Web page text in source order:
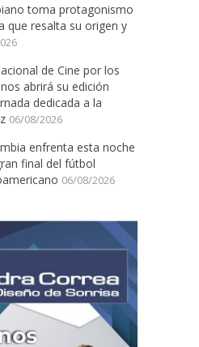
toma protagonismo
que resalta su origen y
de Cine por los
abrirá su edición
dedicada a la
06/08/2026
enfrenta esta noche
final del fútbol
06/08/2026